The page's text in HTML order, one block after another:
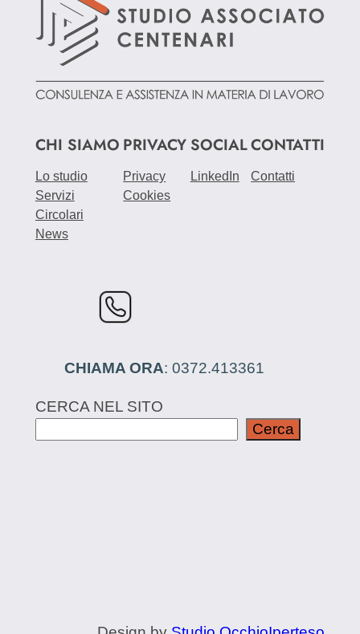
CHI SIAMO
Lo studio
Servizi
Circolari
News
PRIVACY
Privacy
Cookies
SOCIAL
LinkedIn
CONTATTI
Contatti
CHIAMA ORA: 0372.413361
CERCA NEL SITO
Cerca